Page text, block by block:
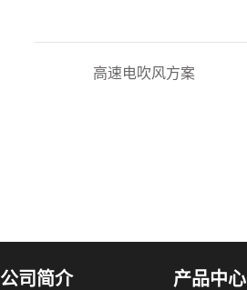
高速电吹风方案
公司简介 产品中心